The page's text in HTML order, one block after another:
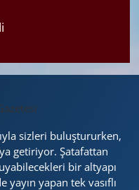
sizleri buluştururken,
getiriyor. Şatafattan
bir altyapı
yapan tek vasıflı